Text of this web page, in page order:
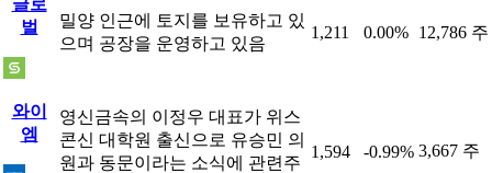
글로
벌
밀양 인근에 토지를 보유하고 있
으며 공장을 운영하고 있음
1,211 0.00% 12,786 주
와이
엠
영신금속의 이정우 대표가 위스
콘신 대학원 출신으로 유승민 의
원과 동문이라는 소식에 관련주
1,594 -0.99% 3,667 주